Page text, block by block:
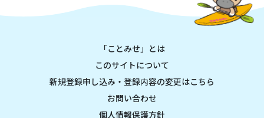
「ことみせ」とは
このサイトについて
新規登録申し込み・登録内容の変更はこちら
お問い合わせ
個人情報保護方針